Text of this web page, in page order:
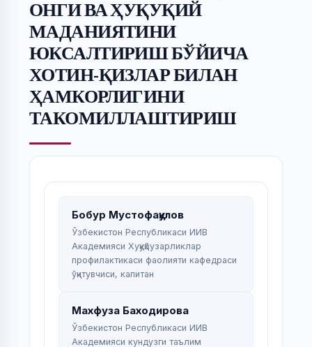
ОНГИ ВА ҲУҚУҚИЙ
МАДАНИЯТИНИ
ЮКСАЛТИРИШ БЎЙИЧА
ХОТИН-ҚИЗЛАР БИЛАН
ҲАМКОРЛИГИНИ
ТАКОМИЛЛАШТИРИШ
Бобур Мустофақулов
Ўзбекистон Республикаси ИИВ
Академияси Хуқуқбузарликлар
профилактикаси фаолияти кафедраси
ўқитувчиси, капитан
Махфуза Баходирова
Ўзбекистон Республикаси ИИВ
Академияси кундузги таълим